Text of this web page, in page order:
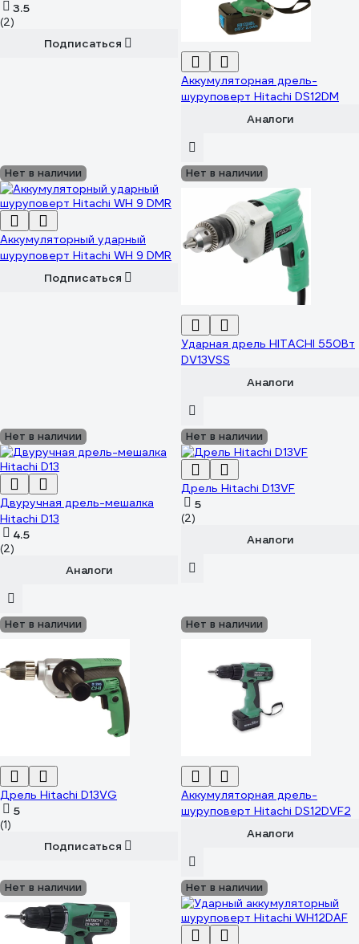
3.5
(2)
Подписаться
Аккумуляторная дрель-
шуруповерт Hitachi DS12DM
Аналоги
Нет в наличии
Аккумуляторный ударный
шуруповерт Hitachi WH 9 DMR
Подписаться
Нет в наличии
Ударная дрель HITACHI 550Вт
DV13VSS
Аналоги
Нет в наличии
Двуручная дрель-мешалка
Hitachi D13
4.5
(2)
Аналоги
Нет в наличии
Дрель Hitachi D13VF
5
(2)
Аналоги
Нет в наличии
Дрель Hitachi D13VG
5
(1)
Подписаться
Нет в наличии
Аккумуляторная дрель-
шуруповерт Hitachi DS12DVF2
Аналоги
Нет в наличии Нет в наличии